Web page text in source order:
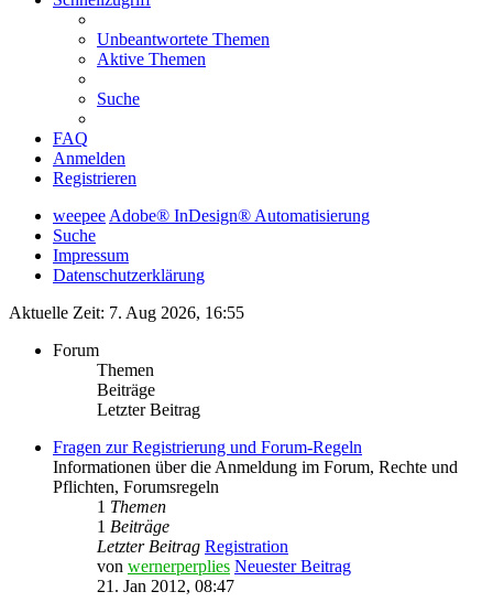
Unbeantwortete Themen
Aktive Themen
Suche
FAQ
Anmelden
Registrieren
weepeeAdobe® InDesign® Automatisierung
Suche
Impressum
Datenschutzerklärung
Aktuelle Zeit: 7. Aug 2026, 16:55
Forum
Themen
Beiträge
Letzter Beitrag
Fragen zur Registrierung und Forum-Regeln
Informationen über die Anmeldung im Forum, Rechte und
Pflichten, Forumsregeln
1 Themen
1 Beiträge
Letzter Beitrag Registration
von wernerperplies Neuester Beitrag
21. Jan 2012, 08:47